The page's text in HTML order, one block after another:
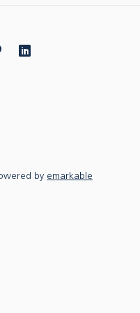
by emarkable